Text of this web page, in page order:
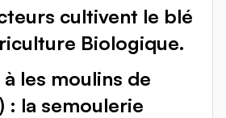
cultivent le blé
Biologique.
les moulins de
: la semoulerie